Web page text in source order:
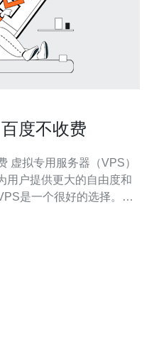
度不收费
用户提供更大的自由度和
是一个很好的选择。香
序。同时，香港VPS还